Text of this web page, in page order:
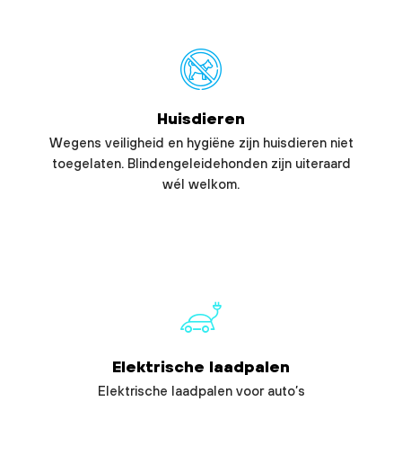
Huisdieren
Wegens veiligheid en hygiëne zijn huisdieren niet
toegelaten. Blindengeleidehonden zijn uiteraard
wél welkom.
Elektrische laadpalen
Elektrische laadpalen voor auto’s